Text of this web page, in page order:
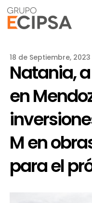
18 de Septiembre, 2023
Natania,
en
M en
para el